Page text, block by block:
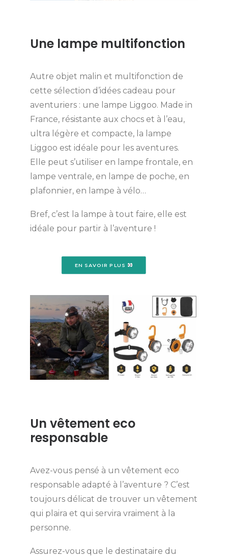
Une lampe multifonction
Autre objet malin et multifonction de
cette sélection d’idées cadeau pour
aventuriers : une lampe Liggoo. Made in
France, résistante aux chocs et à l’eau,
ultra légère et compacte, la lampe
Liggoo est idéale pour les aventures.
Elle peut s’utiliser en lampe frontale, en
lampe ventrale, en lampe de poche, en
plafonnier, en lampe à vélo…
Bref, c’est la lampe à tout faire, elle est
idéale pour partir à l’aventure !
EN SAVOIR PLUS
Un vêtement eco
responsable
Avez-vous pensé à un vêtement eco
responsable adapté à l’aventure ? C’est
toujours délicat de trouver un vêtement
qui plaira et qui servira vraiment à la
personne.
Assurez-vous que le destinataire du